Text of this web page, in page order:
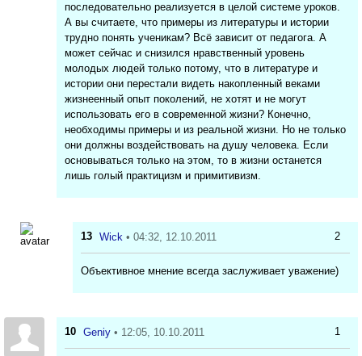
последовательно реализуется в целой системе уроков.
А вы считаете, что примеры из литературы и истории
трудно понять ученикам? Всё зависит от педагога. А
может сейчас и снизился нравственный уровень
молодых людей только потому, что в литературе и
истории они перестали видеть накопленный веками
жизнеенный опыт поколений, не хотят и не могут
использовать его в современной жизни? Конечно,
необходимы примеры и из реальной жизни. Но не только
они должны воздействовать на душу человека. Если
основываться только на этом, то в жизни останется
лишь голый практицизм и примитивизм.
2
13 Wick • 04:32, 12.10.2011
Объективное мнение всегда заслуживает уважение)
1
10 Geniy • 12:05, 10.10.2011